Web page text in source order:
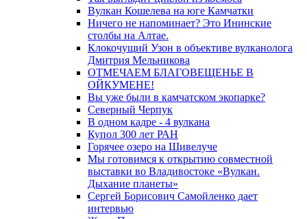
Вулкан Кошелева на юге Камчатки
Ничего не напоминает? Это Ининские
столбы на Алтае.
Клокочущий Узон в объективе вулканолога
Дмитрия Мельникова
ОТМЕЧАЕМ БЛАГОВЕЩЕНЬЕ В
ОЙКУМЕНЕ!
Вы уже были в камчатском экопарке?
Северный Черпук
В одном кадре - 4 вулкана
Купол 300 лет РАН
Горячее озеро на Шивелуче
Мы готовимся к открытию совместной
выставки во Владивостоке «Вулкан.
Дыхание планеты»
Сергей Борисович Самойленко дает
интервью